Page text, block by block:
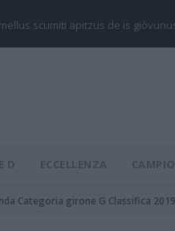
scumiti apitzus de is
D ECCELLENZA
Categoria girone G Classifica